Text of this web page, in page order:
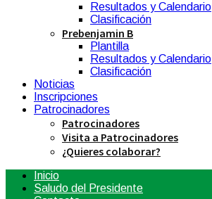
Resultados y Calendario
Clasificación
Prebenjamin B
Plantilla
Resultados y Calendario
Clasificación
Noticias
Inscripciones
Patrocinadores
Patrocinadores
Visita a Patrocinadores
¿Quieres colaborar?
Inicio
Saludo del Presidente